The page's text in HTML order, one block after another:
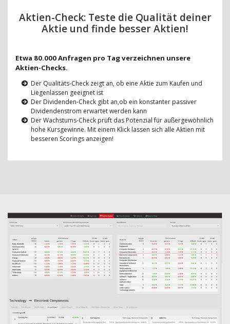
Aktien-Check: Teste die Qualität deiner
Aktie und finde besser Aktien!
Etwa 80.000 Anfragen pro Tag verzeichnen unsere
Aktien-Checks.
Der Qualitäts-Check zeigt an, ob eine Aktie zum Kaufen und
Liegenlassen geeignet ist
Der Dividenden-Check gibt an,ob ein konstanter passiver
Dividendenstrom erwartet werden kann
Der Wachstums-Check prüft das Potenzial für außergewöhnlich
hohe Kursgewinne. Mit einem Klick lassen sich alle Aktien mit
besseren Scorings anzeigen!